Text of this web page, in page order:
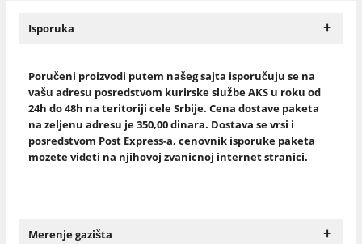
Isporuka +
Poručeni proizvodi putem našeg sajta isporučuju se na
vašu adresu posredstvom kurirske službe AKS u roku od
24h do 48h na teritoriji cele Srbije. Cena dostave paketa
na zeljenu adresu je 350,00 dinara. Dostava se vrsi i
posredstvom Post Express-a, cenovnik isporuke paketa
mozete videti na njihovoj zvanicnoj internet stranici.
Merenje gazišta +